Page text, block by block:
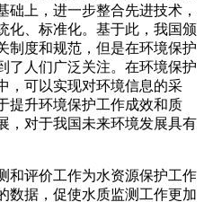
础上，进一步整合先进技术，
化、标准化。基于此，我国颁
制度和规范，但是在环境保护
了人们广泛关注。在环境保护
，可以实现对环境信息的采
提升环境保护工作成效和质
，对于我国未来环境发展具有
和评价工作为水资源保护工作
数据，促使水质监测工作更加